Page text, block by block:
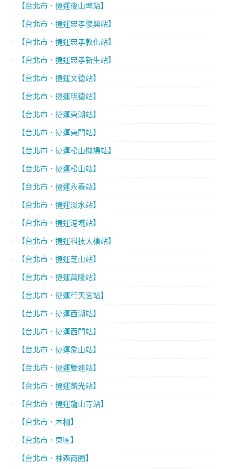
【台北市．捷運後山埤站】
【台北市．捷運忠孝復興站】
【台北市．捷運忠孝敦化站】
【台北市．捷運忠孝新生站】
【台北市．捷運文德站】
【台北市．捷運明德站】
【台北市．捷運東湖站】
【台北市．捷運東門站】
【台北市．捷運松山機場站】
【台北市．捷運松山站】
【台北市．捷運永春站】
【台北市．捷運淡水站】
【台北市．捷運港墘站】
【台北市．捷運科技大樓站】
【台北市．捷運芝山站】
【台北市．捷運萬隆站】
【台北市．捷運行天宮站】
【台北市．捷運西湖站】
【台北市．捷運西門站】
【台北市．捷運象山站】
【台北市．捷運雙連站】
【台北市．捷運麟光站】
【台北市．捷運龍山寺站】
【台北市．木柵】
【台北市．東區】
【台北市．林森商圈】